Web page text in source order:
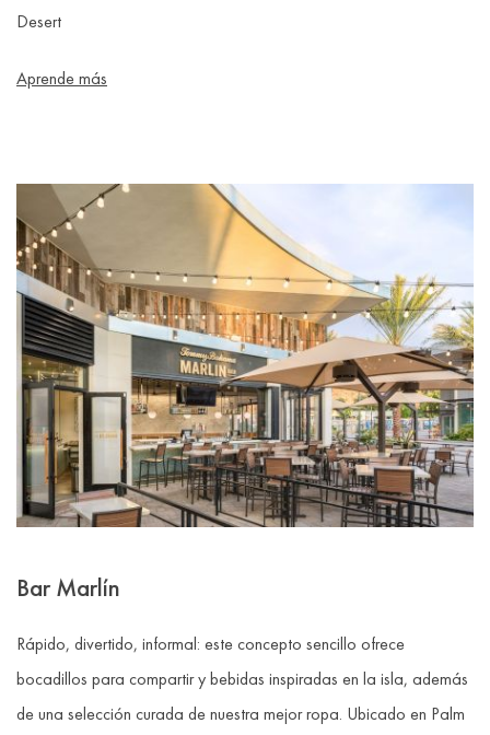
Desert
Aprende más
Bar Marlín
Rápido, divertido, informal: este concepto sencillo ofrece
bocadillos para compartir y bebidas inspiradas en la isla, además
de una selección curada de nuestra mejor ropa. Ubicado en Palm